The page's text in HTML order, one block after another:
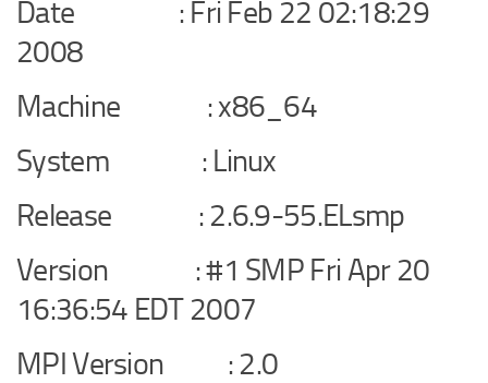
Date : Fri Feb 22 02:18:29
2008
Machine : x86_64
System : Linux
Release : 2.6.9-55.ELsmp
Version : #1 SMP Fri Apr 20
16:36:54 EDT 2007
MPI Version : 2.0